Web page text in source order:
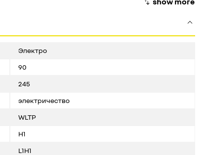
Электро
90
245
электричество
WLTP
H1
L1H1